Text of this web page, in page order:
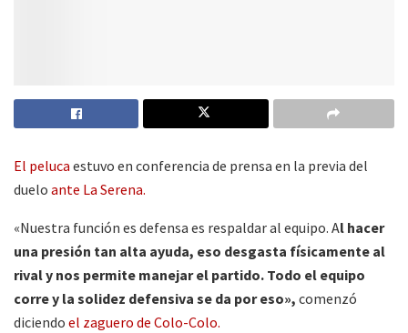
El peluca estuvo en conferencia de prensa en la previa del
duelo ante La Serena.
«Nuestra función es defensa es respaldar al equipo. Al hacer
una presión tan alta ayuda, eso desgasta físicamente al
rival y nos permite manejar el partido. Todo el equipo
corre y la solidez defensiva se da por eso», comenzó
diciendo el zaguero de Colo-Colo.